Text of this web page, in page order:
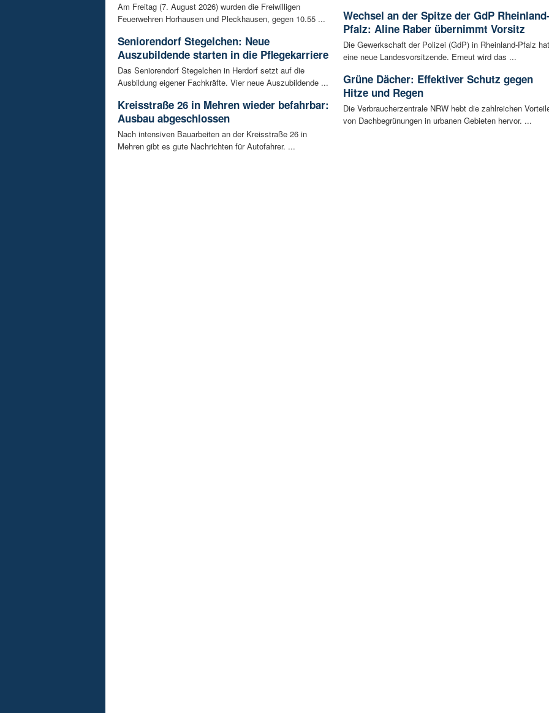
Am Freitag (7. August 2026) wurden die Freiwilligen
Feuerwehren Horhausen und Pleckhausen, gegen 10.55 ...
Seniorendorf Stegelchen: Neue
Auszubildende starten in die Pflegekarriere
Das Seniorendorf Stegelchen in Herdorf setzt auf die
Ausbildung eigener Fachkräfte. Vier neue Auszubildende ...
Kreisstraße 26 in Mehren wieder befahrbar:
Ausbau abgeschlossen
Nach intensiven Bauarbeiten an der Kreisstraße 26 in
Mehren gibt es gute Nachrichten für Autofahrer. ...
Wechsel an der Spitze der GdP
Pfalz: Aline Raber übernimmt Vorsitz
Die Gewerkschaft der Polizei (GdP) in Rheinland-Pfalz hat
eine neue Landesvorsitzende. Erneut wird das ...
Grüne Dächer: Effektiver Schutz gegen
Hitze und Regen
Die Verbraucherzentrale NRW hebt die zahlreichen
von Dachbegrünungen in urbanen Gebieten hervor. ...